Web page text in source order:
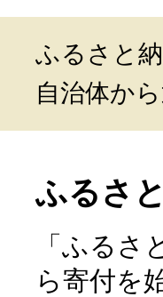
ふるさと
自治体か
ふるさ
「ふる
ら寄付を